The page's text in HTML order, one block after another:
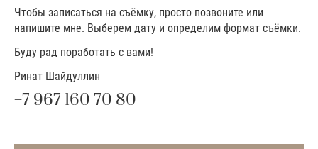
Чтобы записаться на съёмку, просто позвоните или
напишите мне. Выберем дату и определим формат съёмки.
Буду рад поработать с вами!
Ринат Шайдуллин
+7 967 160 70 80